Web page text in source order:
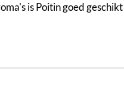
is Poitin goed